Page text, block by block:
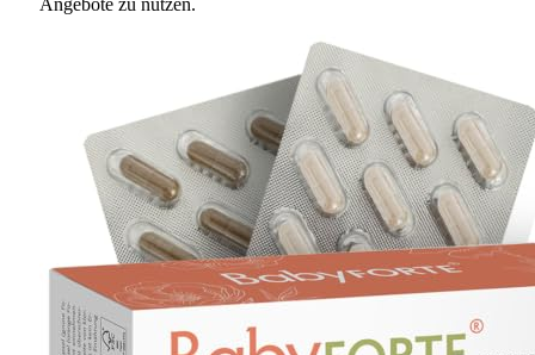
Angebote zu nutzen.